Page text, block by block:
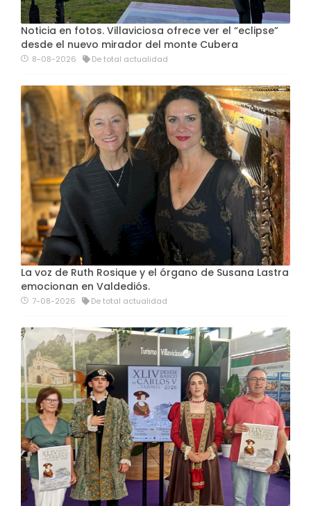
Noticia en fotos. Villaviciosa ofrece ver el “eclipse”
desde el nuevo mirador del monte Cubera
8-08-2026 De total actualidad
La voz de Ruth Rosique y el órgano de Susana Lastra
emocionan en Valdediós.
7-08-2026 De total actualidad